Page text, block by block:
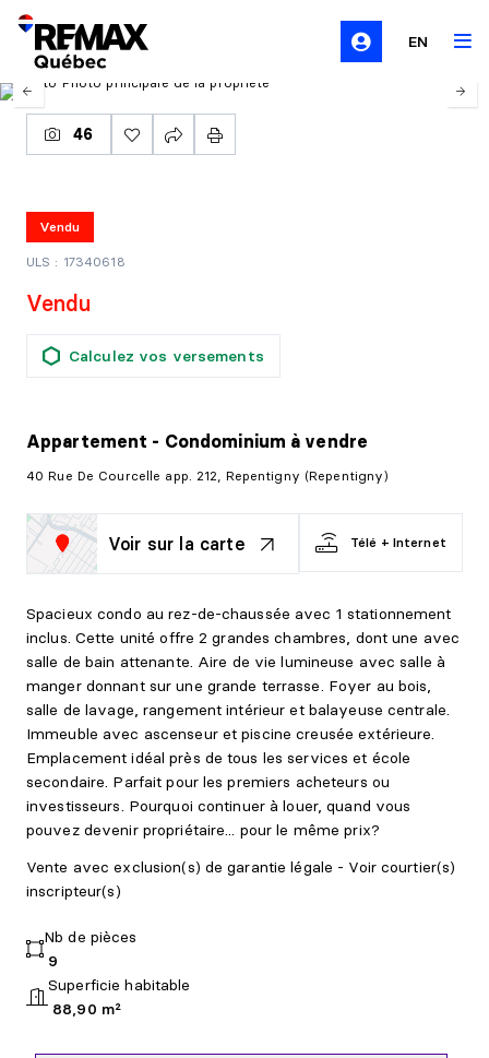
EN
46
Vendu
Calculez vos versements
Vendu
ULS : 17340618
Appartement - Condominium à vendre
40 Rue De Courcelle app. 212, Repentigny (Repentigny)
Voir sur la carte Télé + Internet
Spacieux condo au rez-de-chaussée avec 1 stationnement
inclus. Cette unité offre 2 grandes chambres, dont une avec
salle de bain attenante. Aire de vie lumineuse avec salle à
manger donnant sur une grande terrasse. Foyer au bois,
salle de lavage, rangement intérieur et balayeuse centrale.
Immeuble avec ascenseur et piscine creusée extérieure.
Emplacement idéal près de tous les services et école
secondaire. Parfait pour les premiers acheteurs ou
investisseurs. Pourquoi continuer à louer, quand vous
pouvez devenir propriétaire... pour le même prix?
Vente avec exclusion(s) de garantie légale - Voir courtier(s)
inscripteur(s)
Nb de pièces
9
Superficie habitable
88,90 m²